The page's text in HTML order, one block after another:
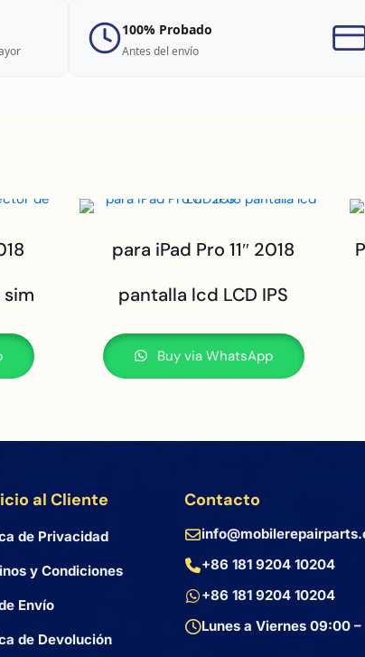
100% Probado
Antes del envío
para iPad Pro 11″ 2018
pantalla lcd LCD IPS
Buy via WhatsApp
al Cliente
de Privacidad
y Condiciones
Envío
de Devolución
Contacto
+86 181 9204 10204
+86 181 9204 10204
Lunes a Viernes 09:00 –